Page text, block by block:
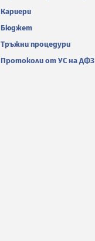
Кариери
Бюджет
Тръжни процедури
Протоколи от УС на ДФЗ